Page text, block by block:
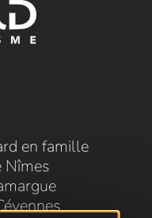
en famille
Nîmes